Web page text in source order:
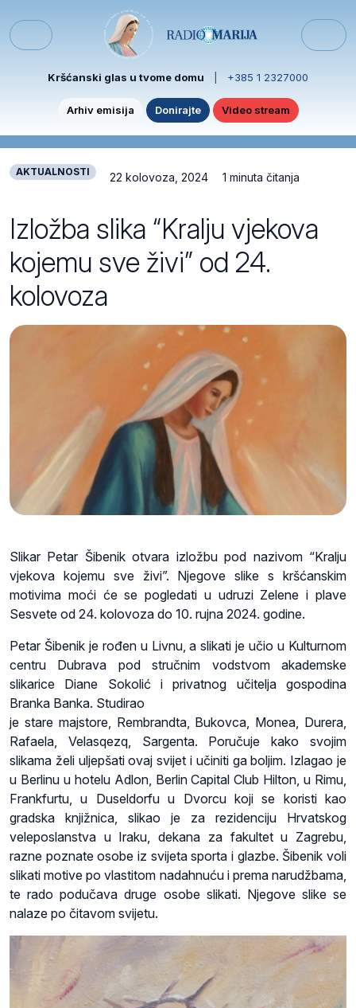
Menu
Kršćanski glas u tvome domu +385 1 2327000
Arhiv emisija Donirajte Video stream
AKTUALNOSTI 22 kolovoza, 2024 1 minuta čitanja
Izložba slika “Kralju vjekova
kojemu sve živi” od 24.
kolovoza
Slikar Petar Šibenik otvara izložbu pod nazivom “Kralju
vjekova kojemu sve živi”. Njegove slike s kršćanskim
motivima moći će se pogledati u udruzi Zelene i plave
Sesvete od 24. kolovoza do 10. rujna 2024. godine.
Petar Šibenik je rođen u Livnu, a slikati je učio u Kulturnom
centru Dubrava pod stručnim vodstvom akademske
slikarice Diane Sokolić i privatnog učitelja gospodina
Branka Banka. Studirao
je stare majstore, Rembrandta, Bukovca, Monea, Durera,
Rafaela, Velasqezq, Sargenta. Poručuje kako svojim
slikama želi uljepšati ovaj svijet i učiniti ga boljim. Izlagao je
u Berlinu u hotelu Adlon, Berlin Capital Club Hilton, u Rimu,
Frankfurtu, u Duseldorfu u Dvorcu koji se koristi kao
gradska knjižnica, slikao je za rezidenciju Hrvatskog
veleposlanstva u Iraku, dekana za fakultet u Zagrebu,
razne poznate osobe iz svijeta sporta i glazbe. Šibenik voli
slikati motive po vlastitom nadahnuću i prema narudžbama,
te rado podučava druge osobe slikati. Njegove slike se
nalaze po čitavom svijetu.